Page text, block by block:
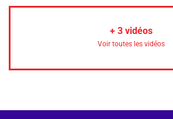
+ 3vidéos
Voir toutes les vidéos